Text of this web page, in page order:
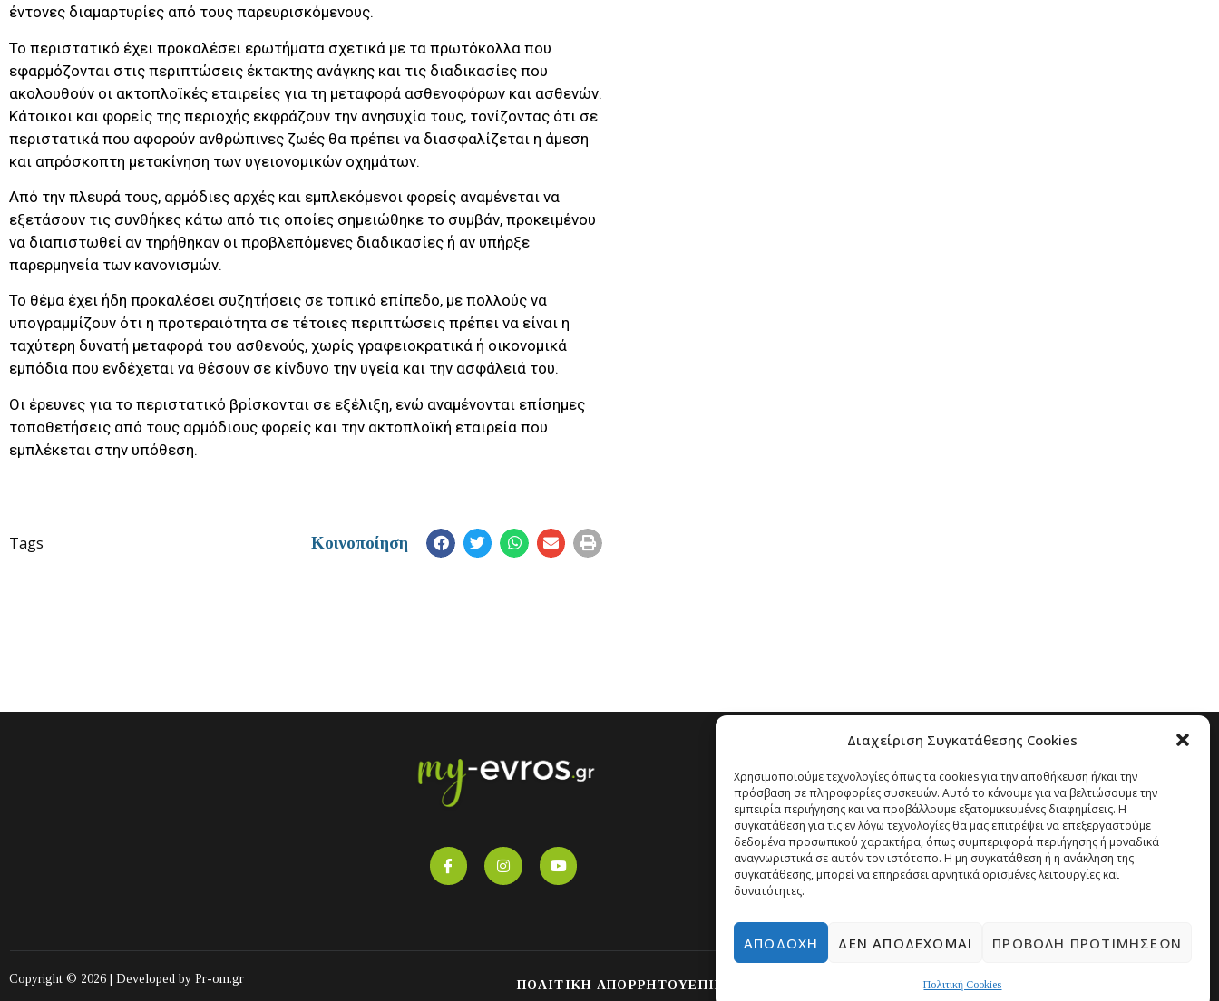
Διαχείριση Συγκατάθεσης Cookies
Χρησιμοποιούμε τεχνολογίες όπως τα cookies για την αποθήκευση ή/και την
πρόσβαση σε πληροφορίες συσκευών. Αυτό το κάνουμε για να βελτιώσουμε την
εμπειρία περιήγησης και να προβάλλουμε εξατομικευμένες διαφημίσεις. Η
συγκατάθεση για τις εν λόγω τεχνολογίες θα μας επιτρέψει να επεξεργαστούμε
δεδομένα προσωπικού χαρακτήρα, όπως συμπεριφορά περιήγησης ή μοναδικά
αναγνωριστικά σε αυτόν τον ιστότοπο. Η μη συγκατάθεση ή η ανάκληση της
συγκατάθεσης, μπορεί να επηρεάσει αρνητικά ορισμένες λειτουργίες και
δυνατότητες.
ΑΠΟΔΟΧΉ ΔΕΝ ΑΠΟΔΈΧΟΜΑΙ ΠΡΟΒΟΛΉ ΠΡΟΤΙΜΉΣΕΩΝ
Πολιτική Cookies
έντονες διαμαρτυρίες από τους παρευρισκόμενους.
Το περιστατικό έχει προκαλέσει ερωτήματα σχετικά με τα πρωτόκολλα που
εφαρμόζονται στις περιπτώσεις έκτακτης ανάγκης και τις διαδικασίες που
ακολουθούν οι ακτοπλοϊκές εταιρείες για τη μεταφορά ασθενοφόρων και ασθενών.
Κάτοικοι και φορείς της περιοχής εκφράζουν την ανησυχία τους, τονίζοντας ότι σε
περιστατικά που αφορούν ανθρώπινες ζωές θα πρέπει να διασφαλίζεται η άμεση
και απρόσκοπτη μετακίνηση των υγειονομικών οχημάτων.
Από την πλευρά τους, αρμόδιες αρχές και εμπλεκόμενοι φορείς αναμένεται να
εξετάσουν τις συνθήκες κάτω από τις οποίες σημειώθηκε το συμβάν, προκειμένου
να διαπιστωθεί αν τηρήθηκαν οι προβλεπόμενες διαδικασίες ή αν υπήρξε
παρερμηνεία των κανονισμών.
Το θέμα έχει ήδη προκαλέσει συζητήσεις σε τοπικό επίπεδο, με πολλούς να
υπογραμμίζουν ότι η προτεραιότητα σε τέτοιες περιπτώσεις πρέπει να είναι η
ταχύτερη δυνατή μεταφορά του ασθενούς, χωρίς γραφειοκρατικά ή οικονομικά
εμπόδια που ενδέχεται να θέσουν σε κίνδυνο την υγεία και την ασφάλειά του.
Οι έρευνες για το περιστατικό βρίσκονται σε εξέλιξη, ενώ αναμένονται επίσημες
τοποθετήσεις από τους αρμόδιους φορείς και την ακτοπλοϊκή εταιρεία που
εμπλέκεται στην υπόθεση.
Tags Κοινοποίηση
Copyright © 2026 | Developed by Pr-om.gr ΠΟΛΙΤΙΚΗ ΑΠΟΡΡΗΤΟΥΕΠΙΚΟΙΝΩΝΙΑ